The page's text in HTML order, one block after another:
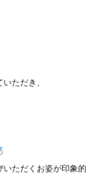
ただき、
ただくお姿が印象的